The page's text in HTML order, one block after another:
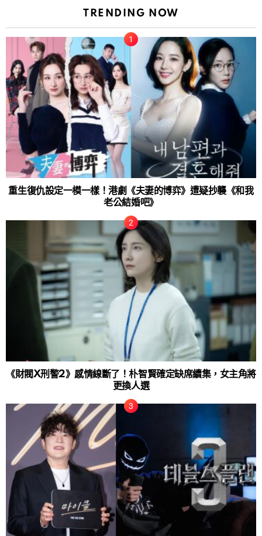
TRENDING NOW
重生復仇設定一模一樣！港劇《夫妻的博弈》遭疑抄襲《和我
老公結婚吧》
《財閥X刑警2》感情線斷了！朴智賢確定缺席續集，女主角將
更換人選